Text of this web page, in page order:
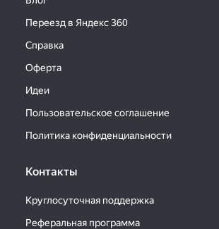
Переезд в Яндекс 360
Справка
Оферта
Идеи
Пользовательское соглашение
Политика конфиденциальности
Контакты
Круглосуточная поддержка
Реферальная программа